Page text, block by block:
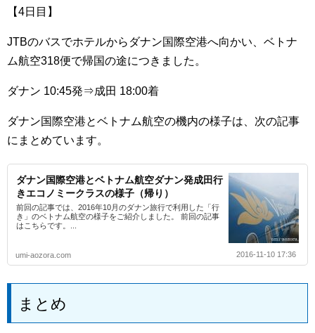
【4日目】
JTBのバスでホテルからダナン国際空港へ向かい、ベトナ
ム航空318便で帰国の途につきました。
ダナン 10:45発⇒成田 18:00着
ダナン国際空港とベトナム航空の機内の様子は、次の記事
にまとめています。
ダナン国際空港とベトナム航空ダナン発成田行
きエコノミークラスの様子（帰り）
前回の記事では、2016年10月のダナン旅行で利用した「行
き」のベトナム航空の様子をご紹介しました。 前回の記事
はこちらです。...
umi-aozora.com 2016-11-10 17:36
まとめ